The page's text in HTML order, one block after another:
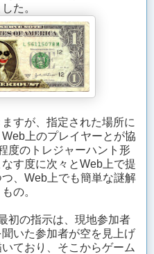
た。
すが、指定された場所に
上のプレイヤーとが協
度のトレジャーハント形
す度に次々とWeb上で提
、Web上でも簡単な謎解
の。
初の指示は、現地参加者
いた参加者が空を見上げ
ており、そこからゲーム